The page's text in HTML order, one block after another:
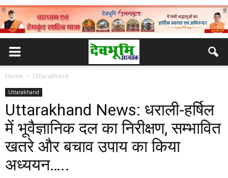
Home Uttarakhand
Uttarakhand
Uttarakhand News: धराली-हर्षिल
में भूवैज्ञानिक दल का निरीक्षण, सम्भावित
खतरे और बचाव उपाय का किया
अध्ययन…..